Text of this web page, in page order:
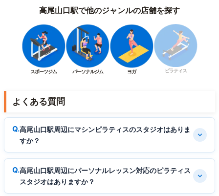
高尾山口駅で他のジャンルの店舗を探す
スポーツジム パーソナルジム ヨガ ピラティス
よくある質問
高尾山口駅周辺にマシンピラティスのスタジオはありま
すか？
高尾山口駅周辺にパーソナルレッスン対応のピラティス
スタジオはありますか？